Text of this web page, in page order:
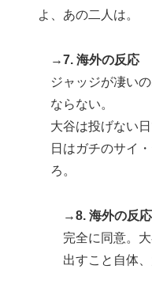
よ、あの二人は。
→7. 海外の反応
ジャッジが凄い
ならない。
大谷は投げない
日はガチのサイ
ろ。
→8. 海外の反応
完全に同意。
出すこと自体